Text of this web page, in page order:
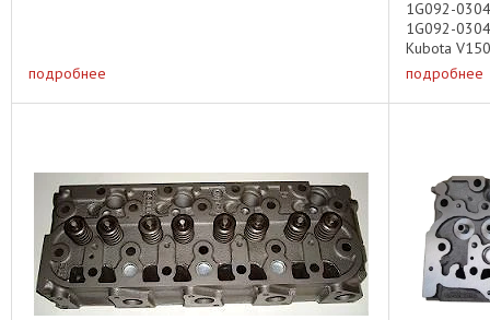
подробнее
1G092-
1G092-
Kubota
подробнее